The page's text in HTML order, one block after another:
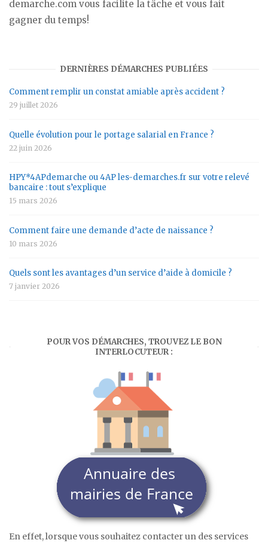
demarche.com vous facilite la tâche et vous fait
gagner du temps!
DERNIÈRES DÉMARCHES PUBLIÉES
Comment remplir un constat amiable après accident ?
29 juillet 2026
Quelle évolution pour le portage salarial en France ?
22 juin 2026
HPY*4APdemarche ou 4AP les-demarches.fr sur votre relevé
bancaire : tout s’explique
15 mars 2026
Comment faire une demande d’acte de naissance ?
10 mars 2026
Quels sont les avantages d’un service d’aide à domicile ?
7 janvier 2026
POUR VOS DÉMARCHES, TROUVEZ LE BON
INTERLOCUTEUR :
En effet, lorsque vous souhaitez contacter un des services